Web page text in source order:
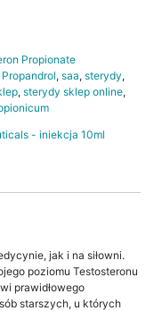
Propionate
Propandrol, saa, sterydy,
, sterydy sklep online,
- iniekcja 10ml
jak i na siłowni.
poziomu Testosteronu
prawidłowego
starszych, u których